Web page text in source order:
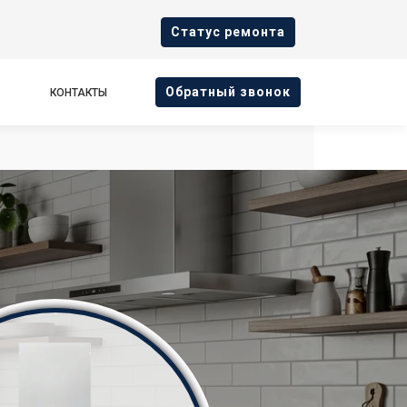
Cтатус ремонта
КОНТАКТЫ Oбратный звонок